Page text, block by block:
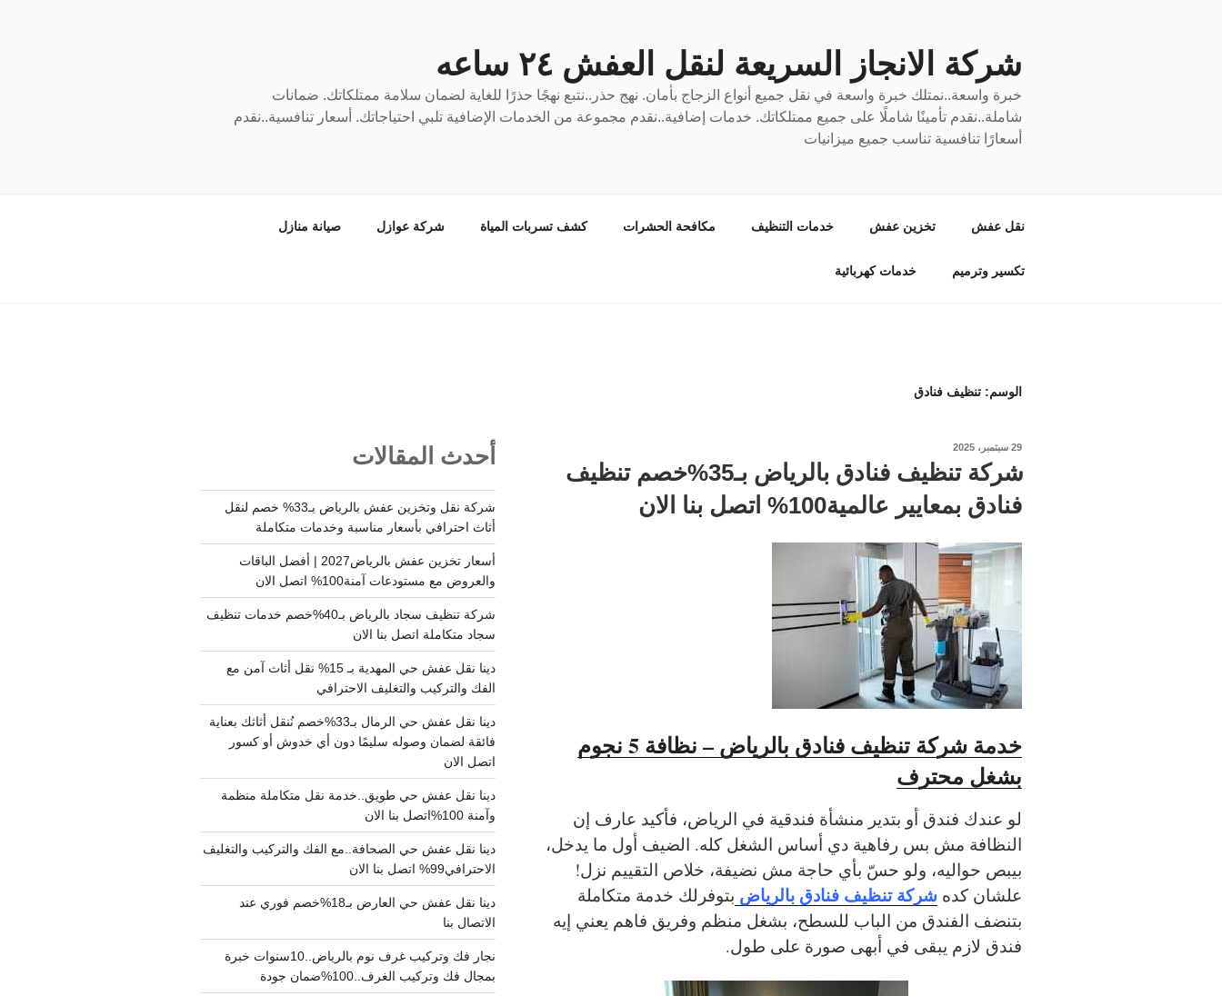
شركة الانجاز السريعة لنقل العفش ٢٤ ساعه
خبرة واسعة..نمتلك خبرة واسعة في نقل جميع أنواع الزجاج بأمان. نهج حذر..نتبع نهجًا حذرًا للغاية لضمان سلامة ممتلكاتك. ضمانات
شاملة..نقدم تأمينًا شاملًا على جميع ممتلكاتك. خدمات إضافية..نقدم مجموعة من الخدمات الإضافية تلبي احتياجاتك. أسعار تنافسية..نقدم
أسعارًا تنافسية تناسب جميع ميزانيات
نقل عفش تخزين عفش خدمات التنظيف مكافحة الحشرات كشف تسربات المياة شركة عوازل صيانة منازل
تكسير وترميم خدمات كهربائية
الوسم: تنظيف فنادق
نُشر
29 سبتمبر، 2025
شركة تنظيف فنادق بالرياض بـ35%خصم تنظيف
فنادق بمعايير عالمية100% اتصل بنا الان
خدمة شركة تنظيف فنادق بالرياض – نظافة 5 نجوم
بشغل محترف
لو عندك فندق أو بتدير منشأة فندقية في الرياض، فأكيد عارف إن
النظافة مش بس رفاهية دي أساس الشغل كله. الضيف أول ما يدخل،
بيبص حواليه، ولو حسّ بأي حاجة مش نضيفة، خلاص التقييم نزل!
علشان كده شركة تنظيف فنادق بالرياض بتوفرلك خدمة متكاملة
بتنضف الفندق من الباب للسطح، بشغل منظم وفريق فاهم يعني إيه
فندق لازم يبقى في أبهى صورة على طول.
أحدث المقالات
شركة نقل وتخزين عفش بالرياض بـ33% خصم لنقل
أثاث احترافي بأسعار مناسبة وخدمات متكاملة
أسعار تخزين عفش بالرياض2027 | أفضل الباقات
والعروض مع مستودعات آمنة100% اتصل الان
شركة تنظيف سجاد بالرياض بـ40%خصم خدمات تنظيف
سجاد متكاملة اتصل بنا الان
دينا نقل عفش حي المهدية بـ 15% نقل أثاث آمن مع
الفك والتركيب والتغليف الاحترافي
دينا نقل عفش حي الرمال بـ33%خصم نُنقل أثاثك بعناية
فائقة لضمان وصوله سليمًا دون أي خدوش أو كسور
اتصل الان
دينا نقل عفش حي طويق..خدمة نقل متكاملة منظمة
وآمنة 100%اتصل بنا الان
دينا نقل عفش حي الصحافة..مع الفك والتركيب والتغليف
الاحترافي99% اتصل بنا الان
دينا نقل عفش حي العارض بـ18%خصم فوري عند
الاتصال بنا
نجار فك وتركيب غرف نوم بالرياض..10سنوات خبرة
بمجال فك وتركيب الغرف..100%ضمان جودة